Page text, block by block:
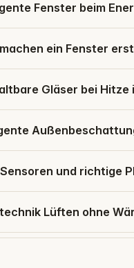
Fenster beim
ein Fenster
Gläser bei Hitze
und richtige
Lüften ohne